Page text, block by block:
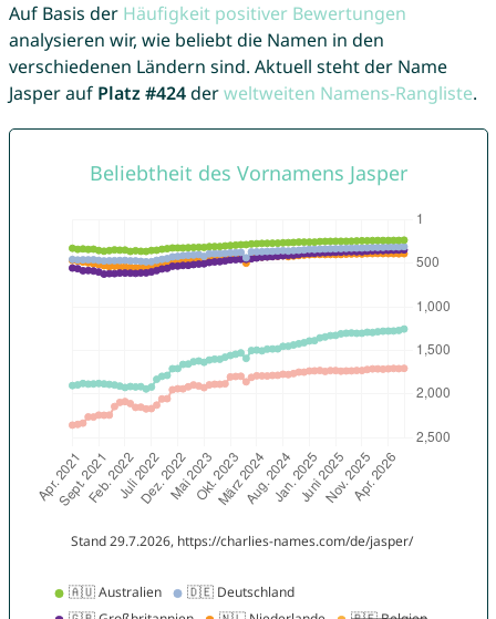
Auf Basis der Häufigkeit positiver Bewertungen
analysieren wir, wie beliebt die Namen in den
verschiedenen Ländern sind. Aktuell steht der Name
Jasper auf Platz #424derweltweiten Namens-Rangliste.